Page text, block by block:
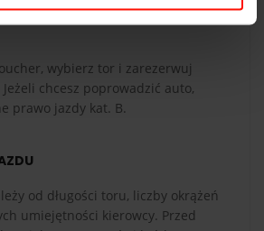
wybierz tor i zarezerwuj
chcesz poprowadzić auto,
prawo jazdy kat. B.
od długości toru, liczby okrążeń
umiejętności kierowcy. Przed